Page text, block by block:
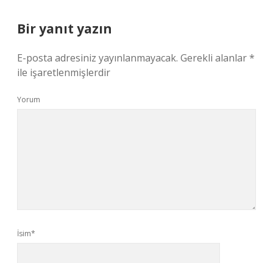
Bir yanıt yazın
E-posta adresiniz yayınlanmayacak. Gerekli alanlar*
ile işaretlenmişlerdir
Yorum
İsim*